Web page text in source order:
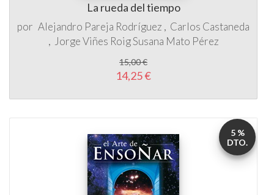
La rueda del tiempo
por Alejandro Pareja Rodríguez
Carlos Castaneda
Jorge Viñes RoigSusana Mato Pérez
15,00 €
14,25 €
5 %
DTO.